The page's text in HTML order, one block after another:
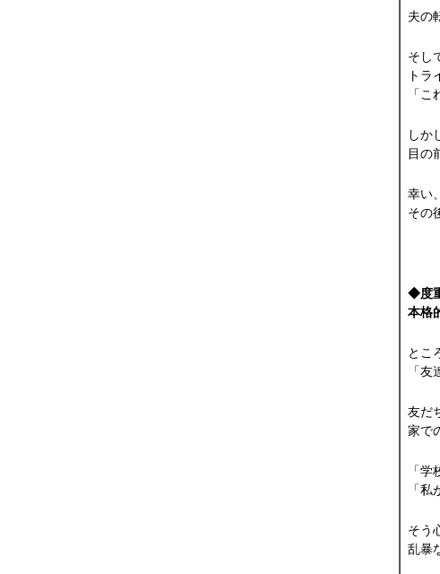
夫の
そし
トラ
「
しか
目の
幸い
その
◆度
本格
とこ
「
友だ
家で
「
「
そう
乱暴